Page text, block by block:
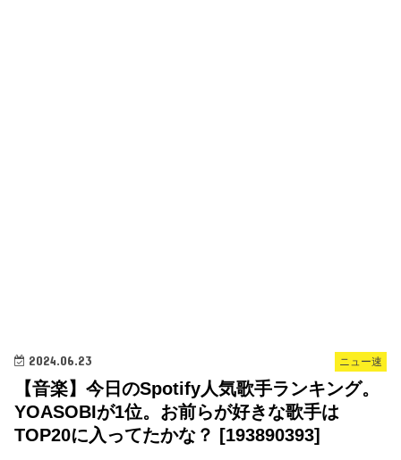
ニュー速
2024.06.23
【音楽】今日のSpotify人気歌手ランキング。
YOASOBIが1位。お前らが好きな歌手は
TOP20に入ってたかな？ [193890393]